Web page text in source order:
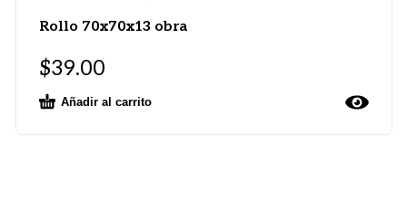
Rollo 70x70x13 obra
$39.00
Añadir al carrito